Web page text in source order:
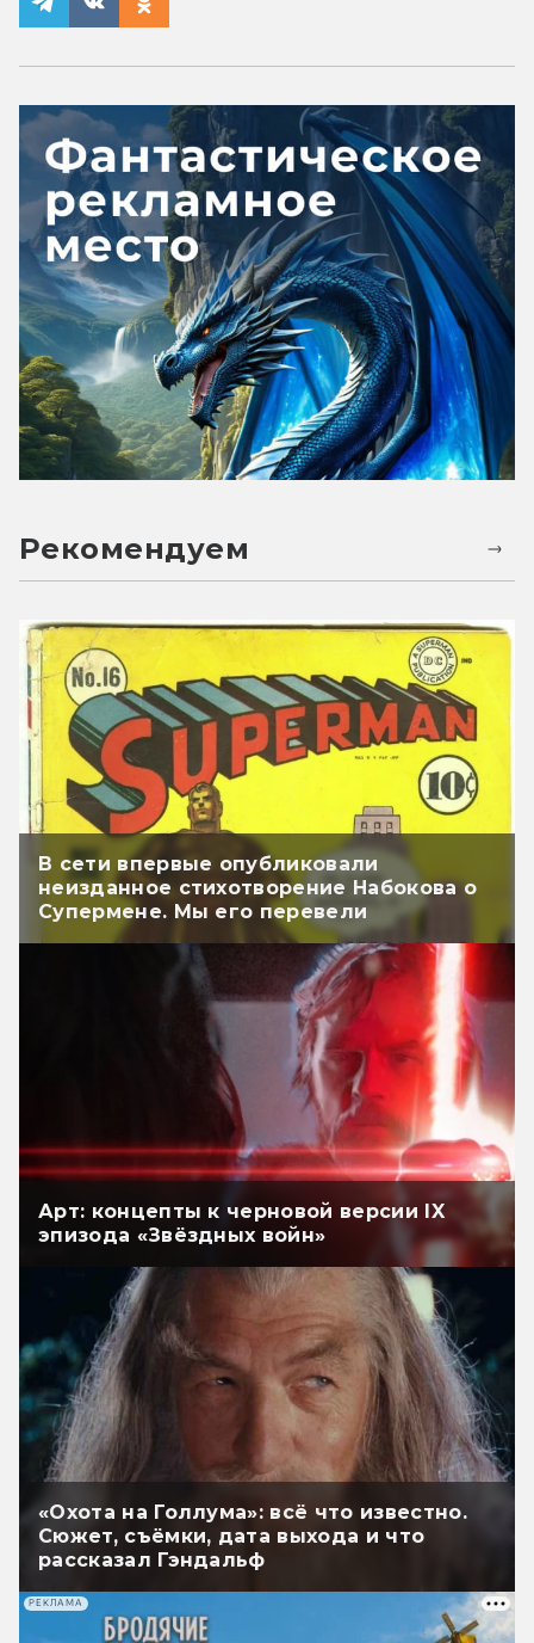
Рекомендуем
В сети впервые опубликовали
неизданное стихотворение Набокова о
Супермене. Мы его перевели
Арт: концепты к черновой версии IX
эпизода «Звёздных войн»
«Охота на Голлума»: всё что известно.
Сюжет, съёмки, дата выхода и что
рассказал Гэндальф
РЕКЛАМА